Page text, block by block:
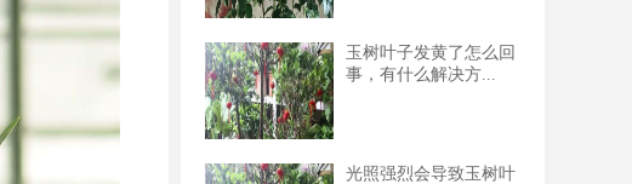
玉树叶子发黄了怎么回
事，有什么解决方...
光照强烈会导致玉树叶